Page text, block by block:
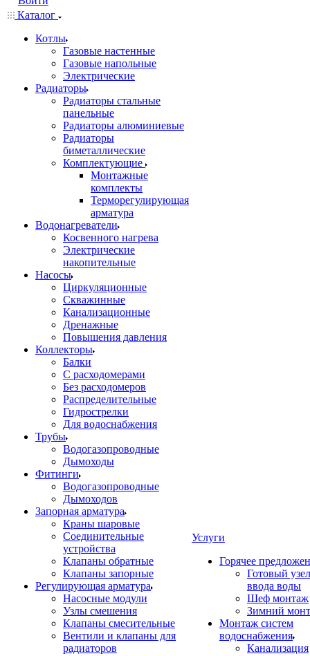
Каталог
Котлы
Газовые настенные
Газовые напольные
Электрические
Радиаторы
Радиаторы стальные
панельные
Радиаторы алюминиевые
Радиаторы
биметаллические
Комплектующие
Монтажные
комплекты
Терморегулирующая
арматура
Водонагреватели
Косвенного нагрева
Электрические
накопительные
Насосы
Циркуляционные
Скважинные
Канализационные
Дренажные
Повышения давления
Коллекторы
Балки
С расходомерами
Без расходомеров
Распределительные
Гидрострелки
Для водоснабжения
Трубы
Водогазопроводные
Дымоходы
Фитинги
Водогазопроводные
Дымоходов
Запорная арматура
Краны шаровые
Соединительные
устройства
Клапаны обратные
Клапаны запорные
Регулирующая арматура
Насосные модули
Узлы смешения
Клапаны смесительные
Вентили и клапаны для
радиаторов
Услуги
Горячее
Готовый узел
ввода воды
Шеф монтаж
Зимний
Монтаж систем
водоснабжения
Канализация